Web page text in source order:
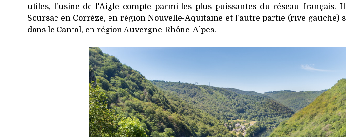
utiles, l'usine de l'Aigle compte parmi les plus puissantes du réseau français.
Soursac en Corrèze, en région Nouvelle-Aquitaine et l'autre partie (rive gauche)
dans le Cantal, en région Auvergne-Rhône-Alpes.